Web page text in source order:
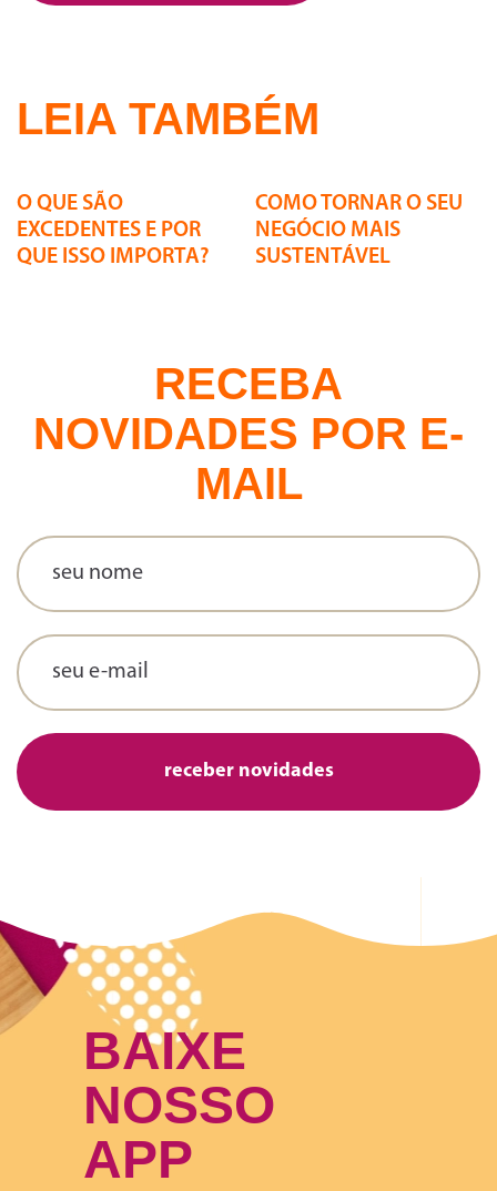
LEIA TAMBÉM
O QUE SÃO
EXCEDENTES E POR
QUE ISSO IMPORTA?
COMO TORNAR O SEU
NEGÓCIO MAIS
SUSTENTÁVEL
RECEBA
NOVIDADES POR E-
MAIL
BAIXE
NOSSO
APP